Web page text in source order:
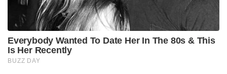
Everybody Wanted To Date Her In The 80s & This
Is Her Recently
BUZZ DAY